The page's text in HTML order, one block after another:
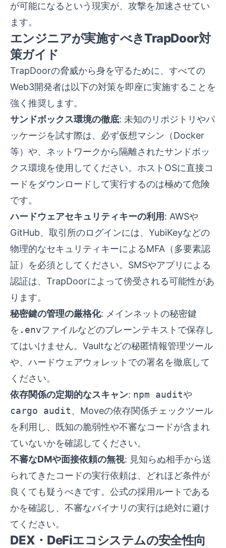
が可能になるという現実が、攻撃を加速させてい
ます。
エンジニアが実施すべきTrapDoor対
策ガイド
TrapDoorの脅威から身を守るために、すべての
Web3開発者は以下の対策を即座に実施することを
強く推奨します。
サンドボックス環境の徹底: 未知のリポジトリやパ
ッケージを試す際は、必ず仮想マシン（Docker
等）や、ネットワークから隔離されたサンドボッ
クス環境を使用してください。ホストOSに直接コ
ードをダウンロードして実行するのは極めて危険
です。
ハードウェアセキュリティキーの利用: AWSや
GitHub、取引所のログインには、YubiKeyなどの
物理的なセキュリティキーによるMFA（多要素認
証）を必須としてください。SMSやアプリによる
認証は、TrapDoorによって傍受される可能性があ
ります。
秘密鍵の管理の厳格化: メインネットの秘密鍵
を .envファイルなどのプレーンテキストで保存し
てはいけません。Vaultなどの秘匿情報管理ツール
や、ハードウェアウォレットでの署名を徹底して
ください。
依存関係の定期的なスキャン: npm auditや
cargo audit、Moveの依存関係チェックツール
を利用し、既知の脆弱性や不審なコードが含まれ
ていないかを確認してください。
不審なDMや面接依頼の無視: 見知らぬ相手から送
られてきたコードの実行依頼は、どれほど条件が
良くても疑うべきです。公式の採用ルートである
かを確認し、不審なバイナリの実行は絶対に避け
てください。
DEX・DeFiエコシステムの安全性向